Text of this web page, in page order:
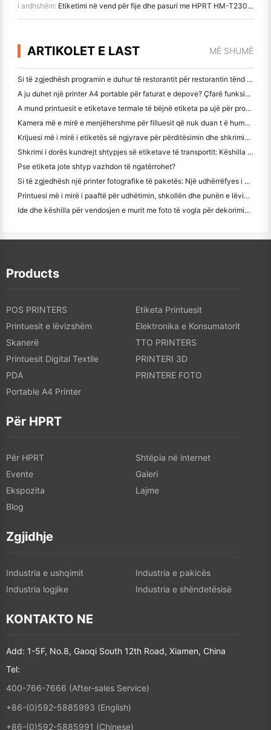
i ardhshëm: Etiketimi në vend për fije dhe pasuri me HPRT HM-T230 Portable Thermal Transfer Label Printer
ARTIKOLET E LAST MË SHUMË
Si të zgjedhësh programin e duhur të restorantit për restorantin tënd të vogël apo të mesëm
A ju duhet një printer A4 portable për faturat e depove? Çfarë funksionon?
A mund printuesit e etiketave termale të bëjnë etiketa pa ujë për prodhimet e biznesit të vogël?
Kamera më e mirë e menjëhershme për filluesit që nuk duan t ë humbin letër
Krijuesi më i mirë i etiketës së ngjyrave për përditësimin dhe shkrimin: Shto më shumë ngjyrë në çdo faqe
Shkrimi i dorës kundrejt shtypjes së etiketave të transportit: Këshilla për bizneset e vogla në vitin 2026
Pse etiketa jote shtyp vazhdon të ngatërrohet?
Si të zgjedhësh një printer fotografike të paketës: Një udhërrëfyes i plotë për përdoruesit e gazetave, udhëtimit dhe iPhone
Printuesi më i mirë i paaftë për udhëtimin, shkollën dhe punën e lëvizshme: Hanin MT620 Pro Review
Ide dhe këshilla për vendosjen e murit me foto të vogla për dekorimin e dhomës së gjumit dhe konviktit
Products
POS PRINTERS
Etiketa Printuesit
Printuesit e lëvizshëm
Elektronika e Konsumatorit
Skanerë
TTO PRINTERS
Printuesit Digital Textile
PRINTERI 3D
PDA
PRINTERE FOTO
Portable A4 Printer
Për HPRT
Për HPRT
Shtëpia në internet
Evente
Galeri
Ekspozita
Lajme
Blog
Zgjidhje
Industria e ushqimit
Industria e pakicës
Industria logjike
Industria e shëndetësisë
KONTAKTO NE
Add: 1-5F, No.8, Gaoqi South 12th Road, Xiamen, China
Tel:
400-766-7666 (After-sales Service)
+86-(0)592-5885993 (English)
+86-(0)592-5885991 (Chinese)